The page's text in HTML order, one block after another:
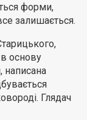
форми,
залишається.
основу
написана
Глядач